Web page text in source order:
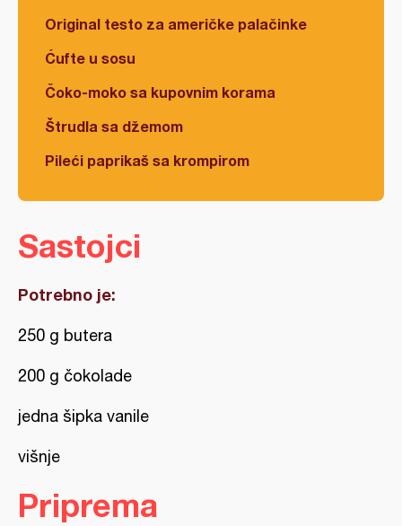
Original testo za američke palačinke
Ćufte u sosu
Čoko-moko sa kupovnim korama
Štrudla sa džemom
Pileći paprikaš sa krompirom
Sastojci
Potrebno je:
250 g butera
200 g čokolade
jedna šipka vanile
višnje
Priprema